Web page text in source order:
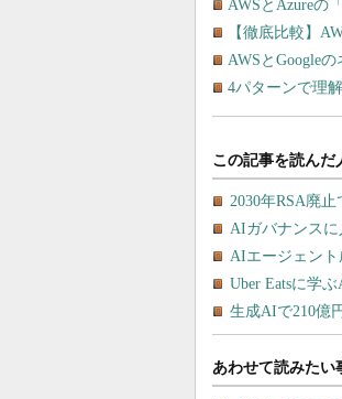
AWSとAzureの
【徹底比較】
AWSとGoogle
4パターンで理
あわせて読みたい